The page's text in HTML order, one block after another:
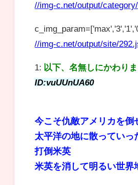
//img-c.net/output/
//img-c.net/output/site/
1: 以下、名無しにかわり
ID:vuUUnUA60
今こそ仇敵アメリカを倒
太平洋の地に散っていっ
打倒米英
米英を消して明るい世界